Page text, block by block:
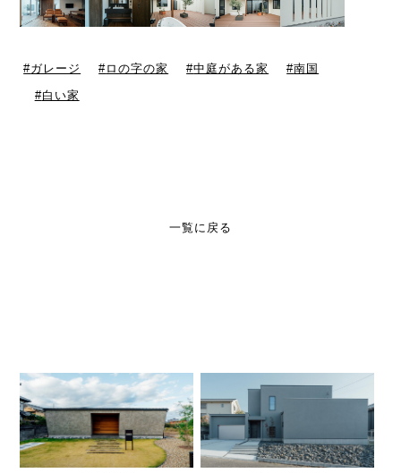
ガレージ ロの字の家 中庭がある家 南国
白い家
一覧に戻る